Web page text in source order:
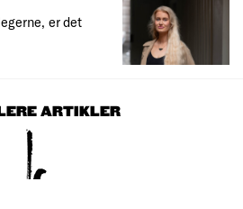
er det
ARTIKLER